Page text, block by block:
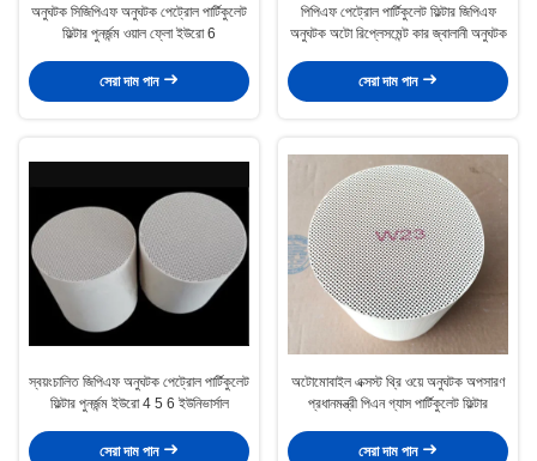
অনুঘটক সিজিপিএফ অনুঘটক পেট্রোল পার্টিকুলেট
ফিল্টার পুনর্জন্ম ওয়াল ফ্লো ইউরো 6
সেরা দাম পান
পিপিএফ পেট্রোল পার্টিকুলেট ফিল্টার জিপিএফ
অনুঘটক অটো রিপ্লেসমেন্ট কার জ্বালানী অনুঘটক
সেরা দাম পান
স্বয়ংচালিত জিপিএফ অনুঘটক পেট্রোল পার্টিকুলেট
ফিল্টার পুনর্জন্ম ইউরো 4 5 6 ইউনিভার্সাল
সেরা দাম পান
অটোমোবাইল এক্সস্ট থ্রি ওয়ে অনুঘটক অপসারণ
প্রধানমন্ত্রী পিএন গ্যাস পার্টিকুলেট ফিল্টার
সেরা দাম পান